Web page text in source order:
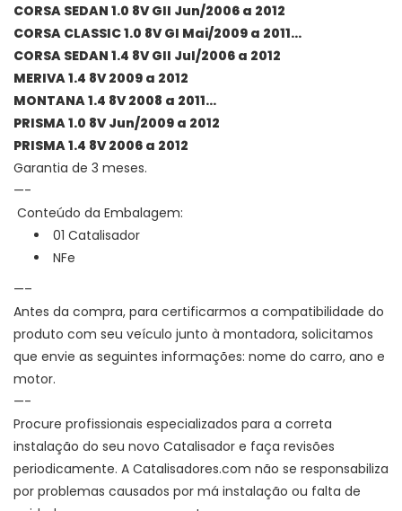
CORSA SEDAN 1.0 8V GII Jun/2006 a 2012
CORSA CLASSIC 1.0 8V GI Mai/2009 a 2011…
CORSA SEDAN 1.4 8V GII Jul/2006 a 2012
MERIVA 1.4 8V 2009 a 2012
MONTANA 1.4 8V 2008 a 2011…
PRISMA 1.0 8V Jun/2009 a 2012
PRISMA 1.4 8V 2006 a 2012
Garantia de 3 meses.
—-
Conteúdo da Embalagem:
01 Catalisador
NFe
—–
Antes da compra, para certificarmos a compatibilidade do
produto com seu veículo junto à montadora, solicitamos
que envie as seguintes informações: nome do carro, ano e
motor.
—-
Procure profissionais especializados para a correta
instalação do seu novo Catalisador e faça revisões
periodicamente. A Catalisadores.com não se responsabiliza
por problemas causados por má instalação ou falta de